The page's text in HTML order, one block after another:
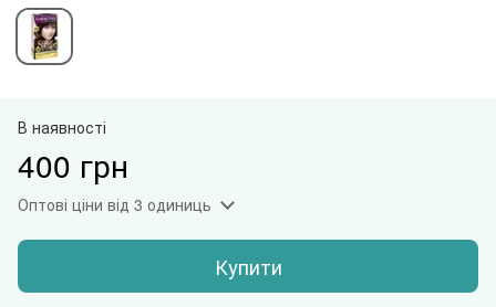
В наявності
400 грн
Оптові ціни від 3 одиниць
Купити